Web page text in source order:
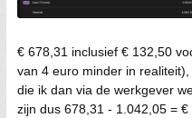
€ 678,31 inclusief € 132,50
van 4 euro minder in
die ik dan via de werkgever
zijn dus 678,31 - 1.042,05 = €